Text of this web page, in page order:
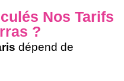
Nos Tarifs
?
dépend de